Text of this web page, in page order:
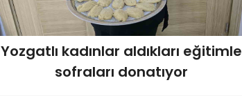
Yozgatlı kadınlar aldıkları eğitimle
sofraları donatıyor